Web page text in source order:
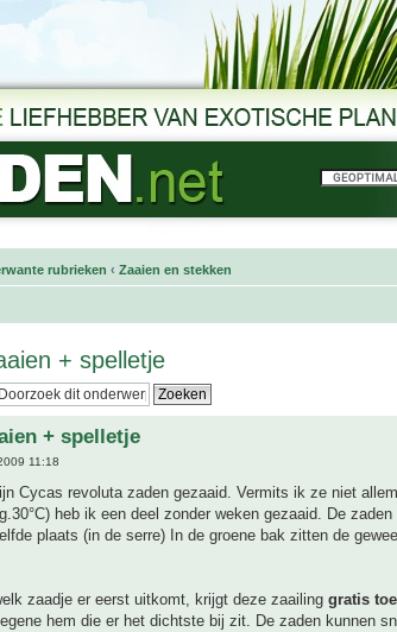
rubrieken ‹ Zaaien en stekken
+ spelletje
+ spelletje
11:18
Cycas revoluta zaden gezaaid. Vermits ik ze niet
heb ik een deel zonder weken gezaaid. De
plaats (in de serre) In de groene bak zitten de
zaadje er eerst uitkomt, krijgt deze zaailing gratis
hem die er het dichtste bij zit. De zaden kunnen